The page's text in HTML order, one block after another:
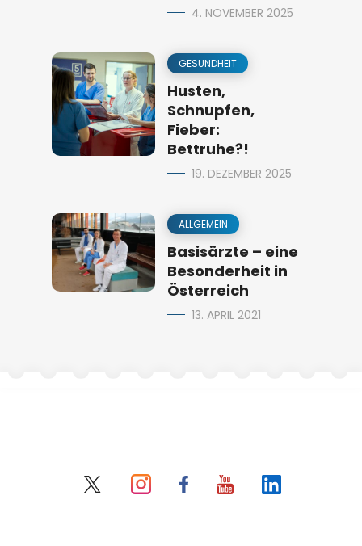
4. NOVEMBER 2025
GESUNDHEIT
Husten,
Schnupfen,
Fieber:
Bettruhe?!
19. DEZEMBER 2025
ALLGEMEIN
Basisärzte – eine
Besonderheit in
Österreich
13. APRIL 2021